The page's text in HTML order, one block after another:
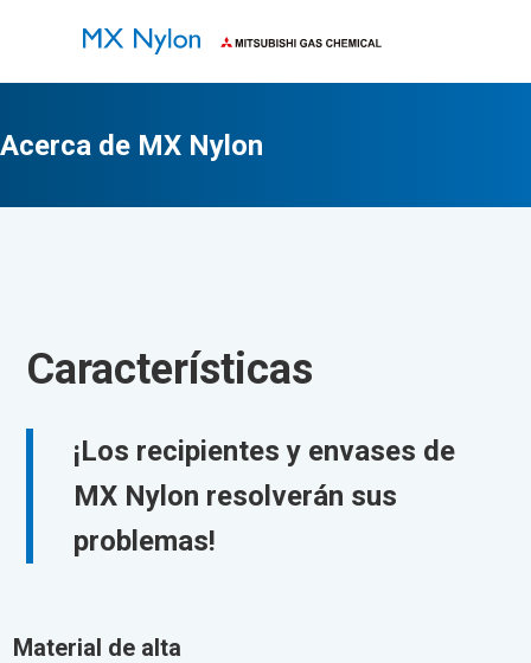
Característica
Acerca de MX Nylon
Características
¡Los recipientes y envases de
MX Nylon resolverán sus
problemas!
Material de alta